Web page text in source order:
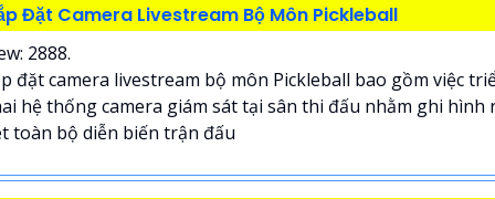
Đặt Camera Livestream Bộ Môn Pickleball
2888.
đặt camera livestream bộ môn Pickleball bao gồm việc
hệ thống camera giám sát tại sân thi đấu nhằm ghi hình
toàn bộ diễn biến trận đấu